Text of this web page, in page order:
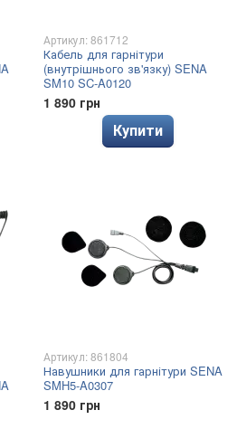
Артикул: 861712
Кабель для гарнітури
(внутрішнього зв'язку) SENA
SM10 SC-A0120
1 890 грн
Купити
Артикул: 861804
Навушники для гарнітури SENA
SMH5-A0307
1 890 грн